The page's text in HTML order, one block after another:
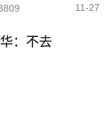
11-27
：不去